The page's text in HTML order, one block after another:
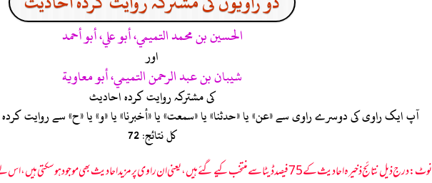
الحسين بن محمد التميمي، أبو علي، أبو أحمد
اور
شيبان بن عبد الرحمن التميمي، أبو معاوية
کی مشترکہ روایت کردہ احادیث
آپ ایک راوی کی دوسرے راوی سے «عن» یا «حدثنا» یا «سمعت» یا «أخبرنا» یا «و» یا «ح» سے روایت
کل نتائج: 72
نوٹ: درج ذیل نتائج ذخیرہ احادیث کے 75 فیصد ڈیٹا سے منتخب کیے گئے ہیں، یعنی ان راوی پر مزید احادیث بھی موجود ہو سکتی ہیں، اس لیے ان نتائج کو ابتدائی (اندازاً) سمجھا جائے۔